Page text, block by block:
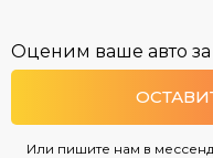
Или пишите нам в
Оценим ваше авто